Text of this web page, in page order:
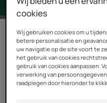
1 Resultaat
Ontdek de oneindige
huidbeschermende ritueel
formules, verrijkt met
cookies
Wij gebruiken cookies om u
betere personalisatie en
uw navigatie op de site voort te
het gebruik van cookies
gebruik van cookies aanpassen.
verwerking van
raadplegen door hieronder te